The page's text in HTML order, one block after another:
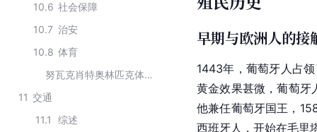
10.6 社会保障
10.7 治安
10.8 体育
努瓦克肖特奥林匹克体育场
11 交通
11.1
综述
早期与欧洲人的接
1443年，葡萄牙人占
黄金效果甚微，葡萄牙
他兼任葡萄牙国王，
西班牙人，开始在毛里